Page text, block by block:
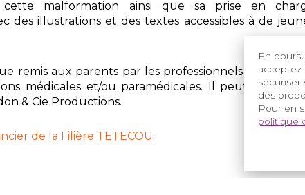
En
acceptez
sécuriser
des
Pour en
politique
malformation ainsi que sa prise en
des illustrations et des textes accessibles à de
remis aux parents par les professionnels de santé
médicales et/ou paramédicales. Il peut
& Cie Productions.
de la Filière TETECOU.